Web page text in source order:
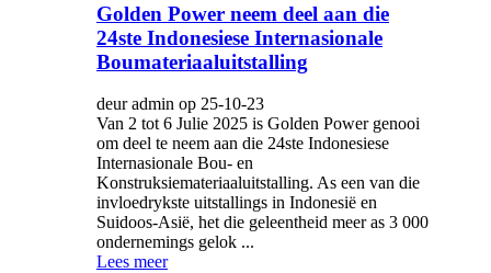
Golden Power neem deel aan die
24ste Indonesiese Internasionale
Boumateriaaluitstalling
deur admin op 25-10-23
Van 2 tot 6 Julie 2025 is Golden Power genooi
om deel te neem aan die 24ste Indonesiese
Internasionale Bou- en
Konstruksiemateriaaluitstalling. As een van die
invloedrykste uitstallings in Indonesië en
Suidoos-Asië, het die geleentheid meer as 3 000
ondernemings gelok ...
Lees meer